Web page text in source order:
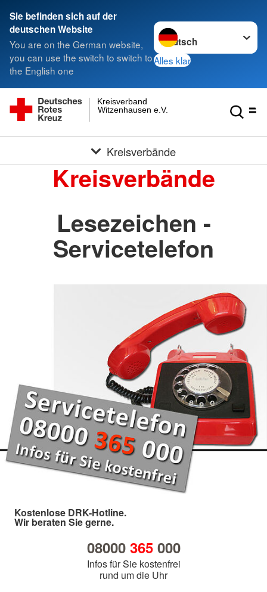
Sie befinden sich auf der
deutschen Website
You are on the German website,
you can use the switch to switch to
the English one
Sprache wechseln zu
Alles klar
Witzenhausen e.V.
Kreisverband
Kreisverbände
Kreisverbände
Lesezeichen -
Servicetelefon
Kostenlose DRK-Hotline.
Wir beraten Sie gerne.
08000 365000
Infos für Sie kostenfrei
rund um die Uhr